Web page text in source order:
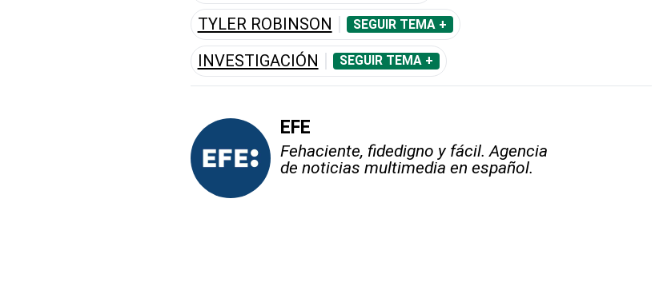
TYLER ROBINSON SEGUIR TEMA +
INVESTIGACIÓN SEGUIR TEMA +
EFE
Fehaciente, fidedigno y fácil. Agencia
de noticias multimedia en español.